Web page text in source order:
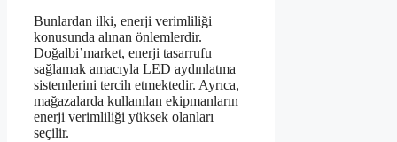
Bunlardan ilki, enerji verimliliği
konusunda alınan önlemlerdir.
Doğalbi’market, enerji tasarrufu
sağlamak amacıyla LED aydınlatma
sistemlerini tercih etmektedir. Ayrıca,
mağazalarda kullanılan ekipmanların
enerji verimliliği yüksek olanları
seçilir.